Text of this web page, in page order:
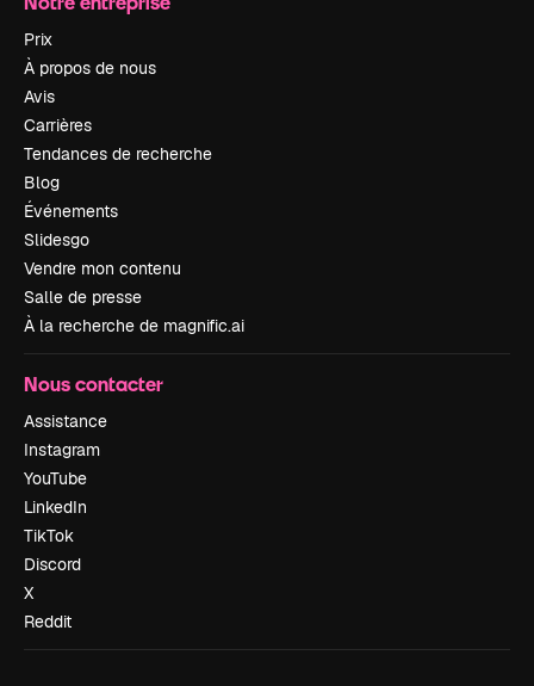
Prix
À propos de nous
Avis
Carrières
Tendances de recherche
Blog
Événements
Slidesgo
Vendre mon contenu
Salle de presse
À la recherche de magnific.ai
Nous contacter
Assistance
Instagram
YouTube
LinkedIn
TikTok
Discord
X
Reddit